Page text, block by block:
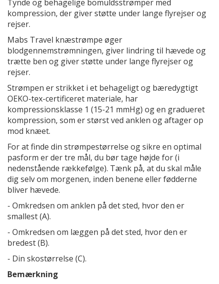
Tynde og behagelige bomuldsstrømper med
kompression, der giver støtte under lange flyrejser og
rejser.
Mabs Travel knæstrømpe øger
blodgennemstrømningen, giver lindring til hævede og
trætte ben og giver støtte under lange flyrejser og
rejser.
Strømpen er strikket i et behageligt og bæredygtigt
OEKO-tex-certificeret materiale, har
kompressionsklasse 1 (15-21 mmHg) og en gradueret
kompression, som er størst ved anklen og aftager op
mod knæet.
For at finde din strømpestørrelse og sikre en optimal
pasform er der tre mål, du bør tage højde for (i
nedenstående rækkefølge). Tænk på, at du skal måle
dig selv om morgenen, inden benene eller fødderne
bliver hævede.
- Omkredsen om anklen på det sted, hvor den er
smallest (A).
- Omkredsen om læggen på det sted, hvor den er
bredest (B).
- Din skostørrelse (C).
Bemærkning